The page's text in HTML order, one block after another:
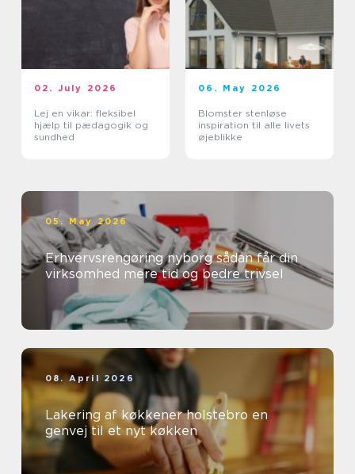
02. July 2026
Lej en vikar: fleksibel
hjælp til pædagogik og
sundhed
06. May 2026
Blomster stenløse
inspiration til alle livets
øjeblikke
05. May 2026
Erhvervsrengøring nyborg sådan får din
virksomhed mere tid og bedre trivsel
08. April 2026
Lakering af køkkener holstebro en
genvej til et nyt køkken